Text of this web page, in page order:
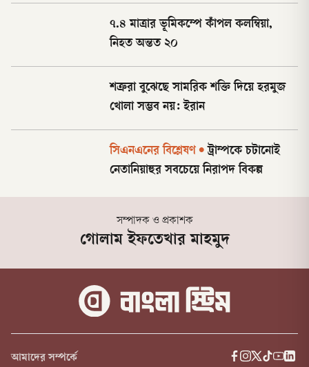
৭.৪ মাত্রার ভূমিকম্পে কাঁপল কলম্বিয়া,
নিহত অন্তত ২০
শত্রুরা বুঝেছে সামরিক শক্তি দিয়ে হরমুজ
খোলা সম্ভব নয়: ইরান
সিএনএনের বিশ্লেষণ • ট্রাম্পকে চটানোই
নেতানিয়াহুর সবচেয়ে নিরাপদ বিকল্প
সম্পাদক ও প্রকাশক
গোলাম ইফতেখার মাহমুদ
আমাদের সম্পর্কে